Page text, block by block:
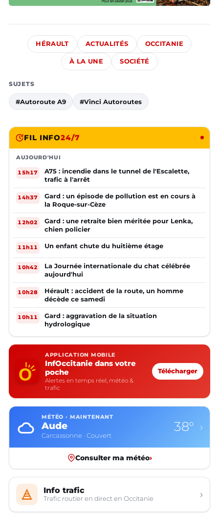
HÉRAULT ACTUALITÉS OCCITANIE
À LA UNE SOCIÉTÉ
SUJETS
#Autoroute A9 #Vinci Autoroutes
FIL INFO24/7
AUJOURD'HUI
15h17
A75 : incendie dans le tunnel de l'Escalette,
trafic à l'arrêt
14h37
Gard : un épisode de pollution est en cours à
la Roque-sur-Cèze
12h02
Gard : une retraite bien méritée pour Lenka,
chien policier
11h11 Un enfant chute du huitième étage
10h42
La Journée internationale du chat célébrée
aujourd'hui
10h28
Hérault : accident de la route, un homme
décède ce samedi
10h11
Gard : aggravation de la situation
hydrologique
APPLICATION MOBILE
InfOccitanie dans votre
poche
Alertes en temps réel, météo &
trafic
Télécharger
MÉTÉO · MAINTENANT
Aude
Carcassonne · Couvert
38° ›
Consulter ma météo›
Info trafic
Trafic routier en direct en Occitanie ›